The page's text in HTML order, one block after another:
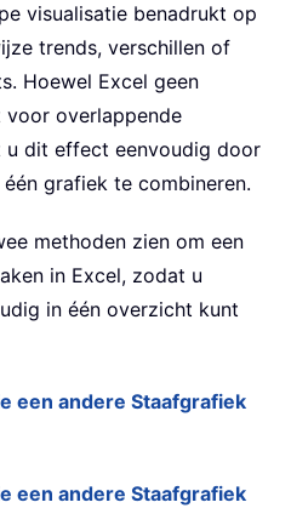
visualisatie benadrukt op
trends, verschillen of
Hoewel Excel geen
overlappende
u dit effect eenvoudig door
grafiek te combineren.
methoden zien om een
in Excel, zodat u
in één overzicht kunt
een andere Staafgrafiek
een andere Staafgrafiek